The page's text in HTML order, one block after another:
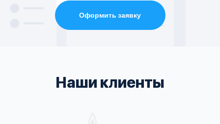
Оформить заявку
Наши клиенты